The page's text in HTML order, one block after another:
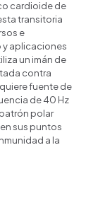
cardioide de
transitoria
e
y aplicaciones
un imán de
contra
fuente de
de 40 Hz
patrón polar
sus puntos
a la